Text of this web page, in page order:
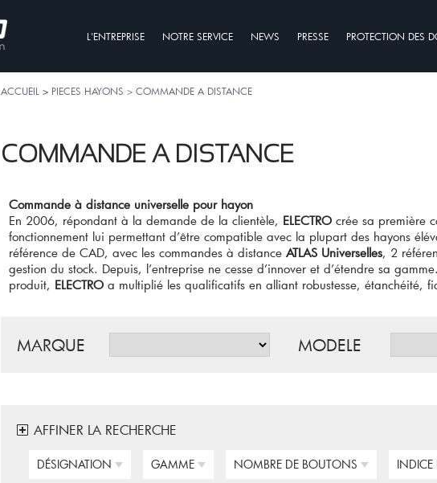
L'ENTREPRISE NOTRE SERVICE NEWS PRESSE PROTECTION DES
ACCUEIL > PIECES HAYONS > COMMANDE A DISTANCE
COMMANDE A DISTANCE
Commande à distance universelle pour hayon
En 2006, répondant à la demande de la clientèle, ELECTRO crée sa première
fonctionnement lui permettant d’être compatible avec la plupart des hayons
référence de CAD, avec les commandes à distance ATLAS Universelles, 2
gestion du stock. Depuis, l’entreprise ne cesse d’innover et d’étendre sa
produit, ELECTRO a multiplié les qualificatifs en alliant robustesse, étanchéité,
MARQUE MODELE
AFFINER LA RECHERCHE
DÉSIGNATION GAMME NOMBRE DE BOUTONS INDICE